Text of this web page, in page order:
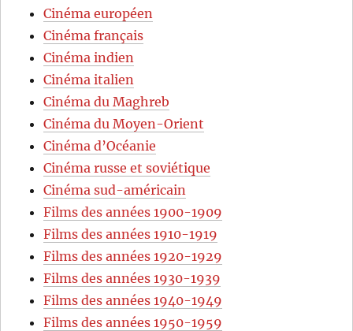
Cinéma européen
Cinéma français
Cinéma indien
Cinéma italien
Cinéma du Maghreb
Cinéma du Moyen-Orient
Cinéma d’Océanie
Cinéma russe et soviétique
Cinéma sud-américain
Films des années 1900-1909
Films des années 1910-1919
Films des années 1920-1929
Films des années 1930-1939
Films des années 1940-1949
Films des années 1950-1959